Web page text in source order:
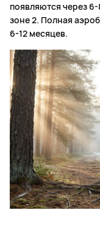
появляются через
зоне 2. Полная
6-12 месяцев.